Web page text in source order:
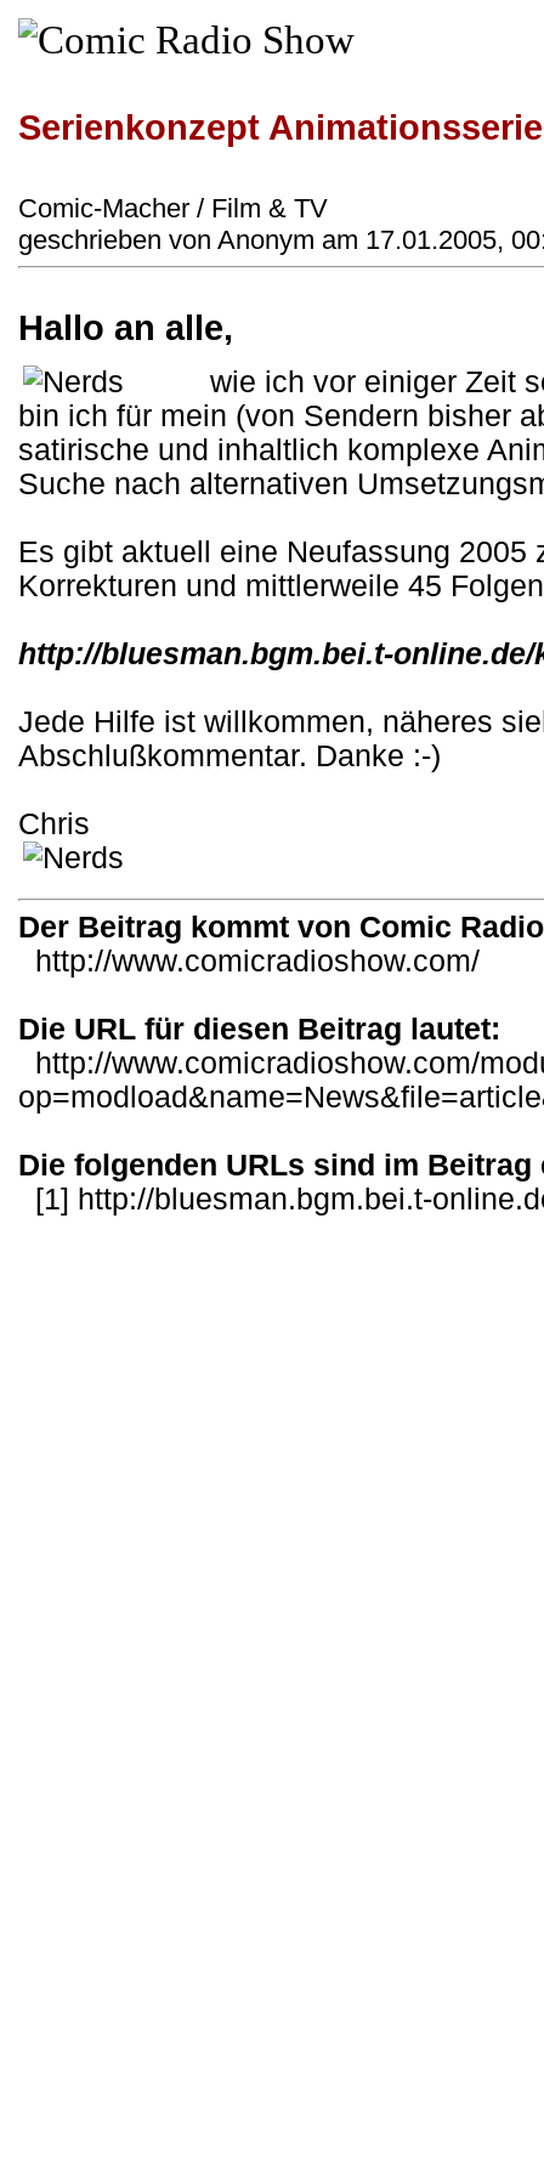
Serienkonzept
Comic-Macher / Film & TV
geschrieben von Anonym am 17.01.2005,
Hallo an alle,
wie ich vor einiger Zeit
bin ich für mein (von Sendern bisher
satirische und inhaltlich komplexe
Suche nach alternativen
Es gibt aktuell eine Neufassung 2005
Korrekturen und mittlerweile 45
http://bluesman.bgm.bei.t-
Jede Hilfe ist willkommen, näheres
Abschlußkommentar. Danke :-)
Chris
Der Beitrag kommt von Comic
http://www.comicradioshow.com/
Die URL für diesen Beitrag lautet:
http://www.comicradioshow.com/
Die folgenden URLs sind im Beitrag
[1] http://bluesman.bgm.bei.t-